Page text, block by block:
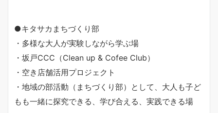
●キタサカまちづくり部
・多様な大人が実験しながら学ぶ場
・坂戸CCC（Clean up & Cofee Club）
・空き店舗活用プロジェクト
・地域の部活動（まちづくり部）として、大人も子ど
もも一緒に探究できる、学び合える、実践できる場